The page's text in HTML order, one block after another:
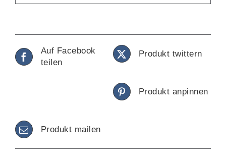
Auf Facebook
teilen
Produkt twittern
Produkt anpinnen
Produkt mailen